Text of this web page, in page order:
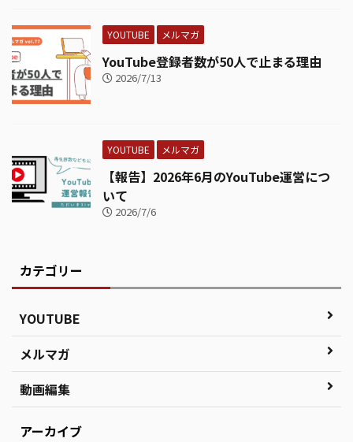
YOUTUBE メルマガ
YouTube登録者数が50人で止まる理由
2026/7/13
YOUTUBE メルマガ
【報告】2026年6月のYouTube運営につ
いて
2026/7/6
カテゴリー
YOUTUBE
メルマガ
動画編集
アーカイブ